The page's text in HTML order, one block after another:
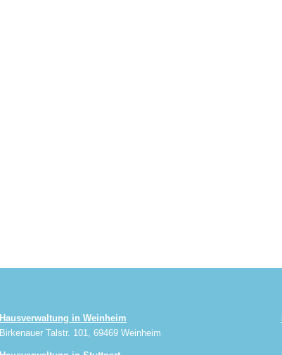
Hausverwaltung in Weinheim
Birkenauer Talstr. 101, 69469 Weinheim